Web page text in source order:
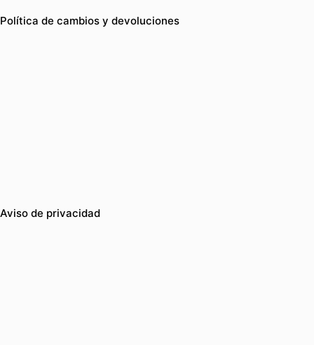
Política de cambios y devoluciones
Aviso de privacidad